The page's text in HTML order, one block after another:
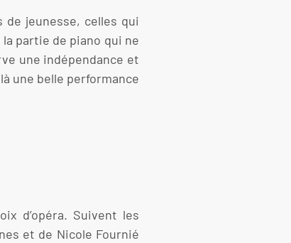
jeunesse, celles qui
partie de piano qui ne
une indépendance et
une belle performance
d’opéra. Suivent les
et de Nicole Fournié